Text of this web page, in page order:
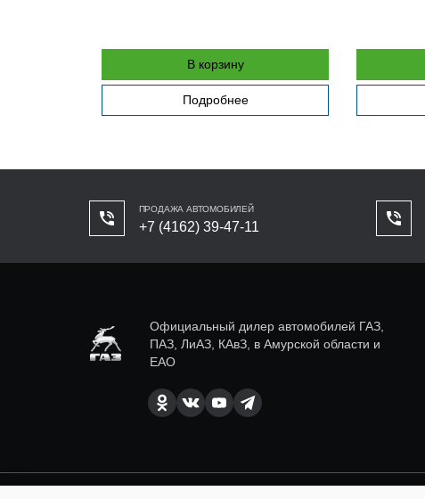
В корзину
Подробнее
ПРОДАЖА АВТОМОБИЛЕЙ
+7 (4162) 39-47-11
Официальный дилер автомобилей ГАЗ,
ПАЗ, ЛиАЗ, КАвЗ, в Амурской области и
ЕАО